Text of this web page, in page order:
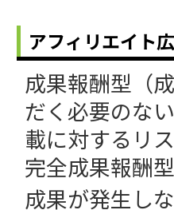
アフィリエイト
成果報酬型（
だく必要のな
載に対するリ
完全成果報酬
成果が発生し